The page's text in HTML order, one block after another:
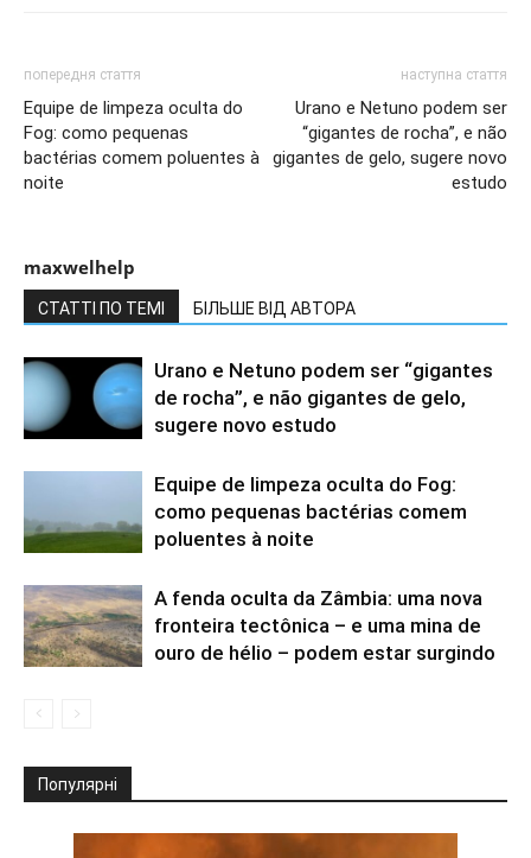
попередня стаття
Equipe de limpeza oculta do
Fog: como pequenas
bactérias comem poluentes à
noite
наступна стаття
Urano e Netuno podem ser
“gigantes de rocha”, e não
gigantes de gelo, sugere novo
estudo
maxwelhelp
СТАТТІ ПО ТЕМІ БІЛЬШЕ ВІД АВТОРА
Urano e Netuno podem ser “gigantes
de rocha”, e não gigantes de gelo,
sugere novo estudo
Equipe de limpeza oculta do Fog:
como pequenas bactérias comem
poluentes à noite
A fenda oculta da Zâmbia: uma nova
fronteira tectônica – e uma mina de
ouro de hélio – podem estar surgindo
Популярні